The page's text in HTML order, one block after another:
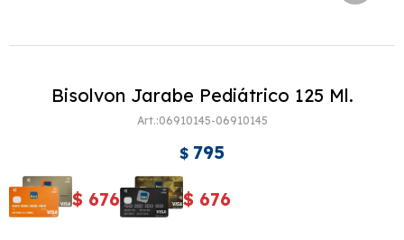
Bisolvon Jarabe Pediátrico 125 Ml.
06910145-06910145
$ 795
$ 676 $ 676